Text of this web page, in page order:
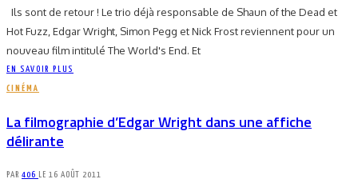
Ils sont de retour ! Le trio déjà responsable de Shaun of the Dead et
Hot Fuzz, Edgar Wright, Simon Pegg et Nick Frost reviennent pour un
nouveau film intitulé The World's End. Et
EN SAVOIR PLUS
CINÉMA
La filmographie d’Edgar Wright dans une affiche
délirante
PAR 406 LE 16 AOÛT 2011